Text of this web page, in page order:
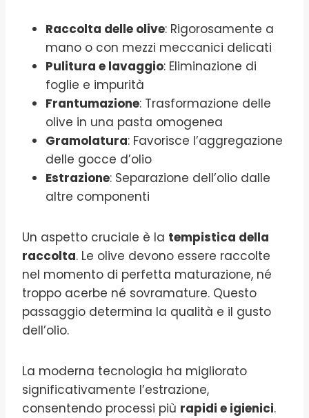
Raccolta delle olive: Rigorosamente a
mano o con mezzi meccanici delicati
Pulitura e lavaggio: Eliminazione di
foglie e impurità
Frantumazione: Trasformazione delle
olive in una pasta omogenea
Gramolatura: Favorisce l’aggregazione
delle gocce d’olio
Estrazione: Separazione dell’olio dalle
altre componenti
Un aspetto cruciale è la tempistica della
raccolta. Le olive devono essere raccolte
nel momento di perfetta maturazione, né
troppo acerbe né sovramature. Questo
passaggio determina la qualità e il gusto
dell’olio.
La moderna tecnologia ha migliorato
significativamente l’estrazione,
consentendo processi più rapidi e igienici.